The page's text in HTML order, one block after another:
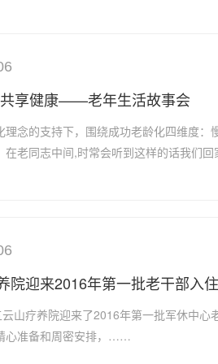
享健康——老年生活故事会
理念的支持下，围绕成功老龄化四维度
在老同志中间,时常会听到这样的话我们
院迎来2016年第一批老干部入住
山疗养院迎来了2016年第一批军休中
心准备和周密安排，……